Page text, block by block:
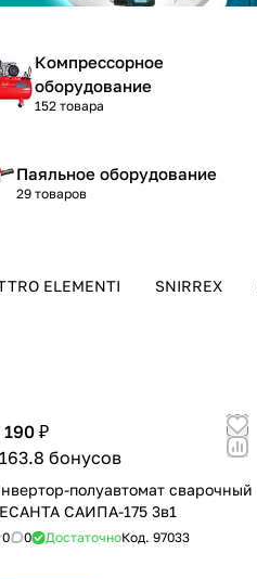
Компрессорное
оборудование
152 товара
Паяльное оборудование
29 товаров
ELEMENTI SNIRREX
190 ₽
бонусов
полуавтомат сварочный
САИПА-175 3в1
0 0 ДостаточноКод. 97033
товарыв корзину
любого банка
75
по 25%каждые 2 недели